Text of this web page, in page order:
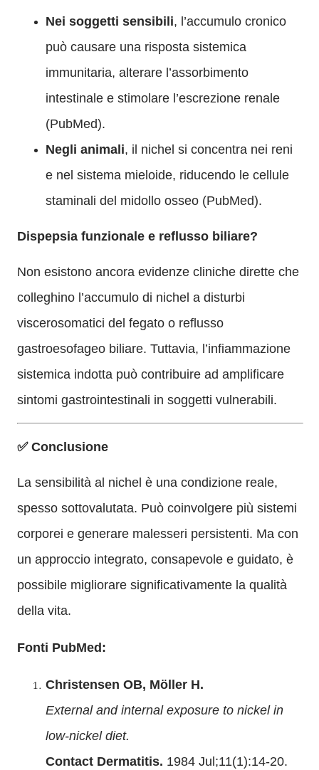
Nei soggetti sensibili, l’accumulo cronico
può causare una risposta sistemica
immunitaria, alterare l’assorbimento
intestinale e stimolare l’escrezione renale
(PubMed).
Negli animali, il nichel si concentra nei reni
e nel sistema mieloide, riducendo le cellule
staminali del midollo osseo (PubMed).
Dispepsia funzionale e reflusso biliare?
Non esistono ancora evidenze cliniche dirette che
colleghino l’accumulo di nichel a disturbi
viscerosomatici del fegato o reflusso
gastroesofageo biliare. Tuttavia, l’infiammazione
sistemica indotta può contribuire ad amplificare
sintomi gastrointestinali in soggetti vulnerabili.
✅ Conclusione
La sensibilità al nichel è una condizione reale,
spesso sottovalutata. Può coinvolgere più sistemi
corporei e generare malesseri persistenti. Ma con
un approccio integrato, consapevole e guidato, è
possibile migliorare significativamente la qualità
della vita.
Fonti PubMed:
Christensen OB, Möller H.
External and internal exposure to nickel in
low-nickel diet.
Contact Dermatitis. 1984 Jul;11(1):14-20.